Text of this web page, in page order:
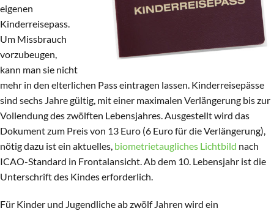
eigenen
Kinderreisepass.
Um Missbrauch
vorzubeugen,
kann man sie nicht
mehr in den elterlichen Pass eintragen lassen. Kinderreisepässe
sind sechs Jahre gültig, mit einer maximalen Verlängerung bis zur
Vollendung des zwölften Lebensjahres. Ausgestellt wird das
Dokument zum Preis von 13 Euro (6 Euro für die Verlängerung),
nötig dazu ist ein aktuelles, biometrietaugliches Lichtbild nach
ICAO-Standard in Frontalansicht. Ab dem 10. Lebensjahr ist die
Unterschrift des Kindes erforderlich.
Für Kinder und Jugendliche ab zwölf Jahren wird ein